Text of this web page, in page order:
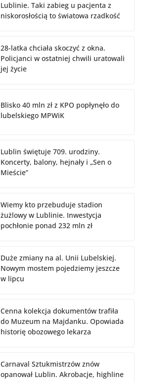
Lublinie. Taki zabieg u pacjenta z
niskorosłością to światowa rzadkość
28-latka chciała skoczyć z okna.
Policjanci w ostatniej chwili uratowali
jej życie
Blisko 40 mln zł z KPO popłynęło do
lubelskiego MPWiK
Lublin świętuje 709. urodziny.
Koncerty, balony, hejnały i „Sen o
Mieście”
Wiemy kto przebuduje stadion
żużlowy w Lublinie. Inwestycja
pochłonie ponad 232 mln zł
Duże zmiany na al. Unii Lubelskiej.
Nowym mostem pojedziemy jeszcze
w lipcu
Cenna kolekcja dokumentów trafiła
do Muzeum na Majdanku. Opowiada
historię obozowego lekarza
Carnaval Sztukmistrzów znów
opanował Lublin. Akrobacje, highline